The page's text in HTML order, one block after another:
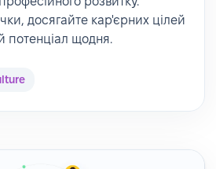
досягайте кар'єрних цілей
потенціал щодня.